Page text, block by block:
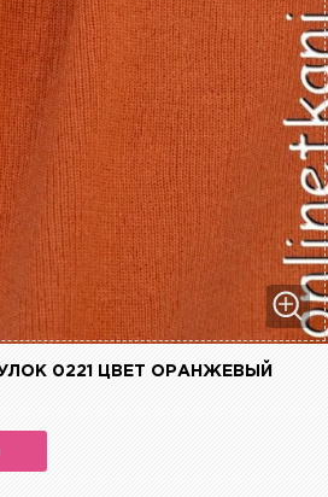
0221 ЦВЕТ ОРАНЖЕВЫЙ